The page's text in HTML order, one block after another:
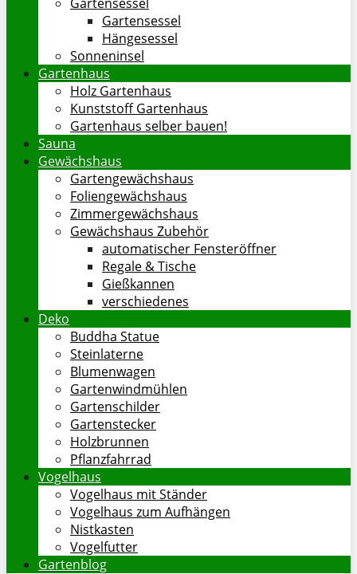
Gartensessel
Hängesessel
Sonneninsel
Gartenhaus
Holz Gartenhaus
Kunststoff Gartenhaus
Gartenhaus selber bauen!
Sauna
Gewächshaus
Gartengewächshaus
Foliengewächshaus
Zimmergewächshaus
Gewächshaus Zubehör
automatischer Fensteröffner
Regale & Tische
Gießkannen
verschiedenes
Deko
Buddha Statue
Steinlaterne
Blumenwagen
Gartenwindmühlen
Gartenschilder
Gartenstecker
Holzbrunnen
Pflanzfahrrad
Vogelhaus
Vogelhaus mit Ständer
Vogelhaus zum Aufhängen
Nistkasten
Vogelfutter
Gartenblog